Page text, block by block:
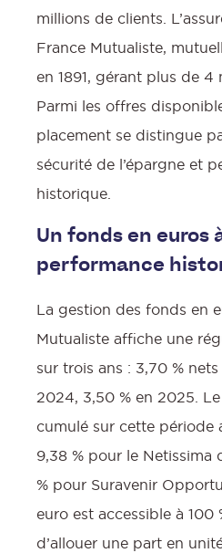
millions de clients.
France Mutualiste,
en 1891, gérant plus de 4
Parmi les offres
placement se distingue
sécurité de l’épargne et
historique.
Un fonds en euros
performance
La gestion des fonds en
Mutualiste affiche une
sur trois ans : 3,70 %
2024, 3,50 % en 2025.
cumulé sur cette période
9,38 % pour le Netissima
% pour Suravenir
euro est accessible à 100
d’allouer une part en